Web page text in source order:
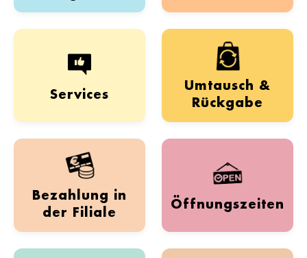
Services
Umtausch &
Rückgabe
Bezahlung in
der Filiale
Öffnungszeiten